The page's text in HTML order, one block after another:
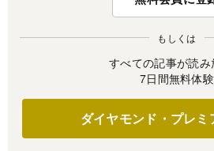
もしくは
すべての記事が読み
7日間無料体験
ダイヤモンド・プレミ